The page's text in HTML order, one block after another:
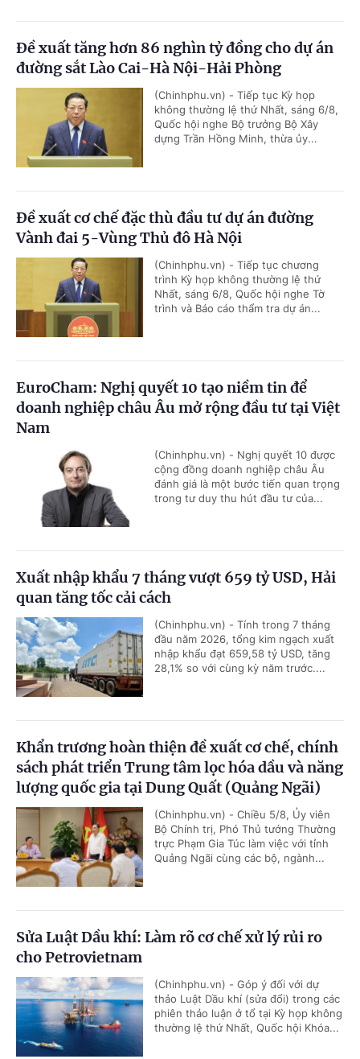
Đề xuất tăng hơn 86 nghìn tỷ đồng cho dự án
đường sắt Lào Cai-Hà Nội-Hải Phòng
(Chinhphu.vn) - Tiếp tục Kỳ họp
không thường lệ thứ Nhất, sáng 6/8,
Quốc hội nghe Bộ trưởng Bộ Xây
dựng Trần Hồng Minh, thừa ủy...
Đề xuất cơ chế đặc thù đầu tư dự án đường
Vành đai 5-Vùng Thủ đô Hà Nội
(Chinhphu.vn) - Tiếp tục chương
trình Kỳ họp không thường lệ thứ
Nhất, sáng 6/8, Quốc hội nghe Tờ
trình và Báo cáo thẩm tra dự án...
EuroCham: Nghị quyết 10 tạo niềm tin để
doanh nghiệp châu Âu mở rộng đầu tư tại Việt
Nam
(Chinhphu.vn) - Nghị quyết 10 được
cộng đồng doanh nghiệp châu Âu
đánh giá là một bước tiến quan trọng
trong tư duy thu hút đầu tư của...
Xuất nhập khẩu 7 tháng vượt 659 tỷ USD, Hải
quan tăng tốc cải cách
(Chinhphu.vn) - Tính trong 7 tháng
đầu năm 2026, tổng kim ngạch xuất
nhập khẩu đạt 659,58 tỷ USD, tăng
28,1% so với cùng kỳ năm trước....
Khẩn trương hoàn thiện đề xuất cơ chế, chính
sách phát triển Trung tâm lọc hóa dầu và năng
lượng quốc gia tại Dung Quất (Quảng Ngãi)
(Chinhphu.vn) - Chiều 5/8, Ủy viên
Bộ Chính trị, Phó Thủ tướng Thường
trực Phạm Gia Túc làm việc với tỉnh
Quảng Ngãi cùng các bộ, ngành...
Sửa Luật Dầu khí: Làm rõ cơ chế xử lý rủi ro
cho Petrovietnam
(Chinhphu.vn) - Góp ý đối với dự
thảo Luật Dầu khí (sửa đổi) trong các
phiên thảo luận ở tổ tại Kỳ họp không
thường lệ thứ Nhất, Quốc hội Khóa...